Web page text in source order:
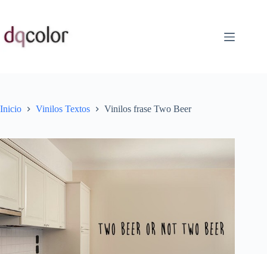
contenido
Inicio Vinilos Textos Vinilos frase Two Beer